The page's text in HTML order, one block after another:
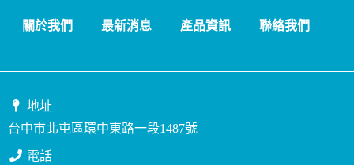
關於我們 最新消息 產品資訊 聯絡我們
地址
台中市北屯區環中東路一段1487號
電話